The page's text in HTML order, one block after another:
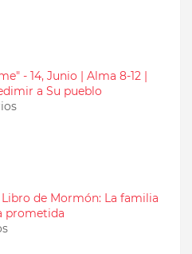
- 14, Junio | Alma 8-12 |
a Su pueblo
de Mormón: La familia
prometida